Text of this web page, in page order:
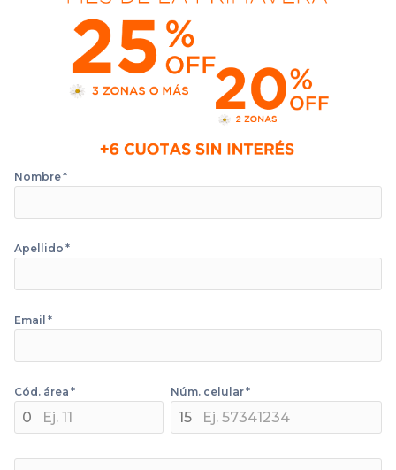
Nombre*
Apellido *
Email *
Cód. área *
0
Núm. celular*
15